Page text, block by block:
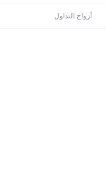
أزواج التداول